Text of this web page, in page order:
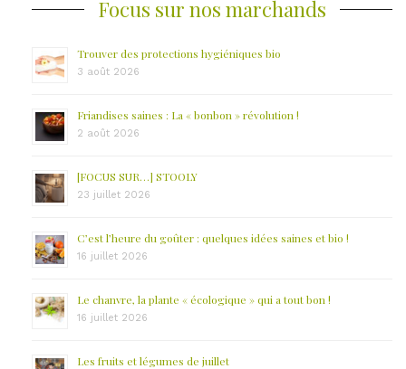
Focus sur nos marchands
Trouver des protections hygiéniques bio
3 août 2026
Friandises saines : La « bonbon » révolution !
2 août 2026
[FOCUS SUR…] STOOLY
23 juillet 2026
C’est l’heure du goûter : quelques idées saines et bio !
16 juillet 2026
Le chanvre, la plante « écologique » qui a tout bon !
16 juillet 2026
Les fruits et légumes de juillet